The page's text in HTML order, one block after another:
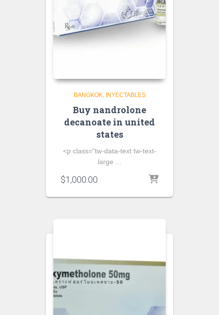
BANGKOK INYECTABLES
Buy nandrolone
decanoate in united
states
<p class="tw-data-text tw-text-
large ...
$1,000.00